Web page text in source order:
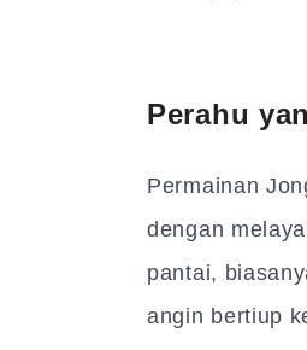
Perahu
Permainan
dengan
pantai,
angin bertiup